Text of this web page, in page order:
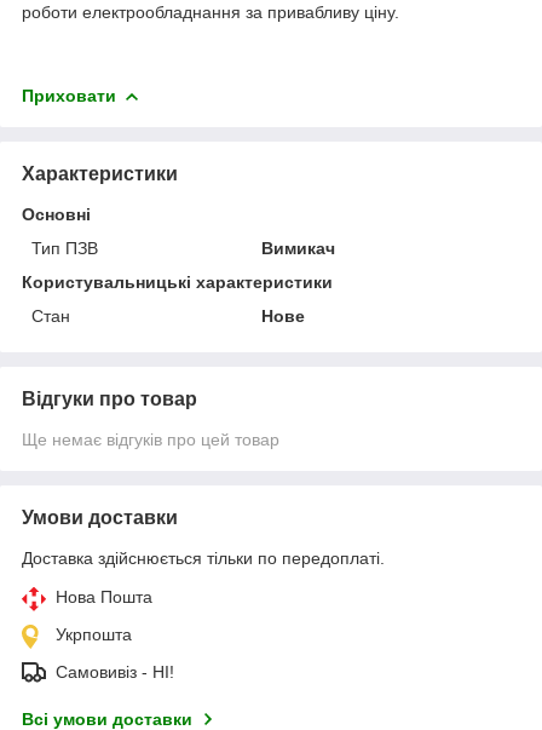
роботи електрообладнання за привабливу ціну.
Приховати
Характеристики
Основні
Тип ПЗВ
Вимикач
Користувальницькі характеристики
Стан
Нове
Відгуки про товар
Ще немає відгуків про цей товар
Умови доставки
Доставка здійснюється тільки по передоплаті.
Нова Пошта
Укрпошта
Самовивіз - НІ!
Всі умови доставки